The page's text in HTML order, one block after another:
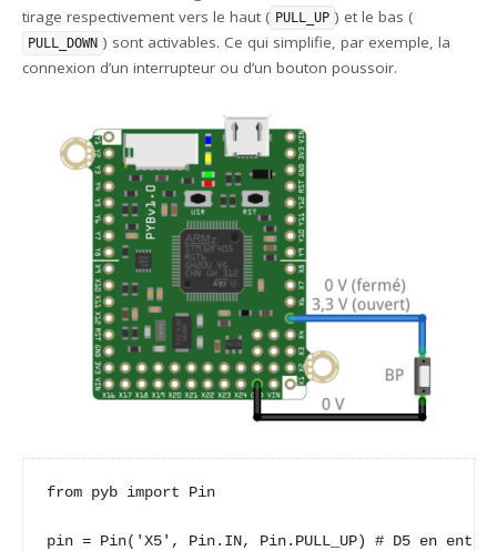
tirage respectivement vers le haut ( PULL_UP ) et le bas (
PULL_DOWN ) sont activables. Ce qui simplifie, par exemple, la
connexion d’un interrupteur ou d’un bouton poussoir.
from pyb import Pin
pin = Pin('X5', Pin.IN, Pin.PULL_UP) # D5 en